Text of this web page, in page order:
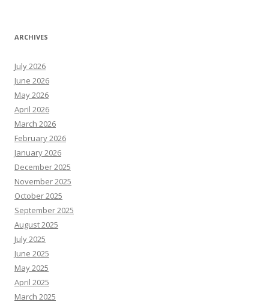
ARCHIVES
July 2026
June 2026
May 2026
April 2026
March 2026
February 2026
January 2026
December 2025
November 2025
October 2025
September 2025
August 2025
July 2025
June 2025
May 2025
April 2025
March 2025